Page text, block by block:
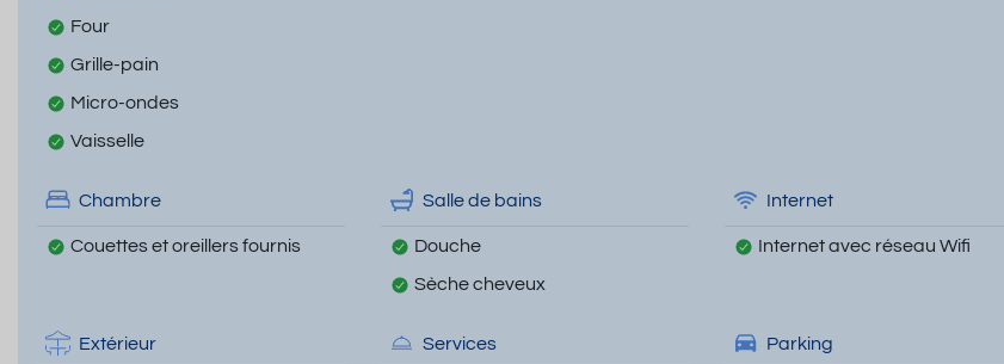
Four
Grille-pain
Micro-ondes
Vaisselle
Chambre
Couettes et oreillers fournis
Salle de bains
Douche
Sèche cheveux
Internet
Internet avec réseau Wifi
Extérieur Services Parking